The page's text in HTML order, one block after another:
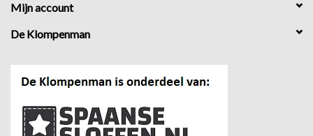
Mijn account
De Klompenman